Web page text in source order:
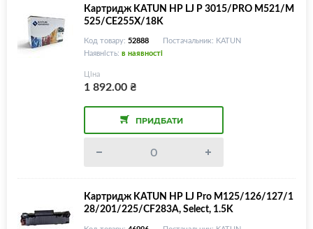
Картридж KATUN HP LJ P 3015/PRO M521/M
525/CE255X/18K
Код товару: 52888
Постачальник: KATUN
Наявність: в наявності
Ціна
1 892.00₴
ПРИДБАТИ
Картридж KATUN HP LJ Pro M125/126/127/1
28/201/225/CF283A, Select, 1.5K